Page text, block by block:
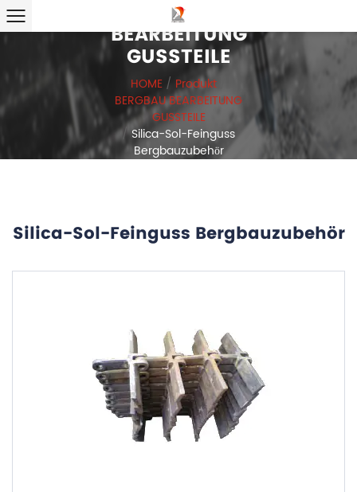
BERGBAU
BEARBEITUNG
GUSSTEILE
HOME / Produkt
BERGBAU BEARBEITUNG
GUSSTEILE
/Silica-Sol-Feinguss
Bergbauzubehör
Silica-Sol-Feinguss Bergbauzubehör